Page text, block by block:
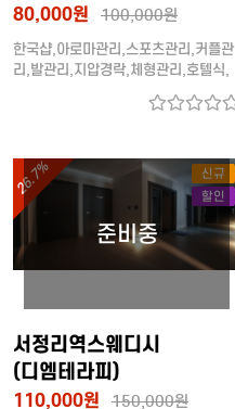
80,000원 100,000원
한국샵,아로마관리,스포츠관리,커플관
리,발관리,지압경락,체형관리,호텔식,
신규
할인
26.7%
서정리역스웨디시
(디엠테라피)
110,000원 150,000원